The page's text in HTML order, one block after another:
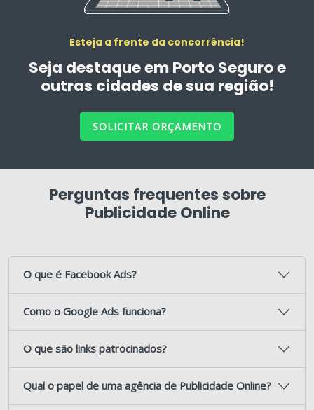
Esteja a frente da concorrência!
Seja destaque em Porto Seguro e
outras cidades de sua região!
SOLICITAR ORÇAMENTO
Perguntas frequentes sobre
Publicidade Online
O que é Facebook Ads?
Como o Google Ads funciona?
O que são links patrocinados?
Qual o papel de uma agência de Publicidade Online?